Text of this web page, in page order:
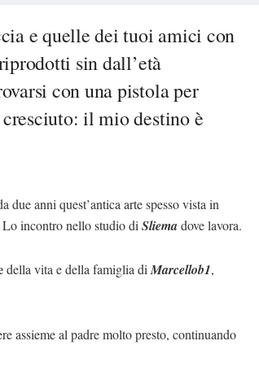
e quelle dei tuoi amici con
sin dall’età
con una pistola per
il mio destino è
due anni quest’antica arte spesso vista in
incontro nello studio di Sliemadove lavora.
della vita e della famiglia di Marcellob1,
assieme al padre molto presto, continuando